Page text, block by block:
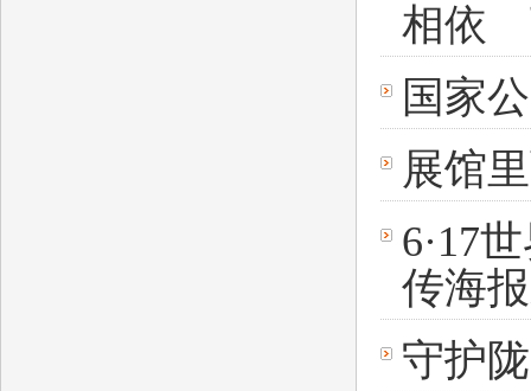
相依
国家
展馆
6·17
传海
守护